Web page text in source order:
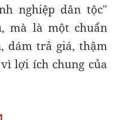
nghiệp dân tộc"
mà là một chuẩn
dám trả giá, thậm
lợi ích chung của